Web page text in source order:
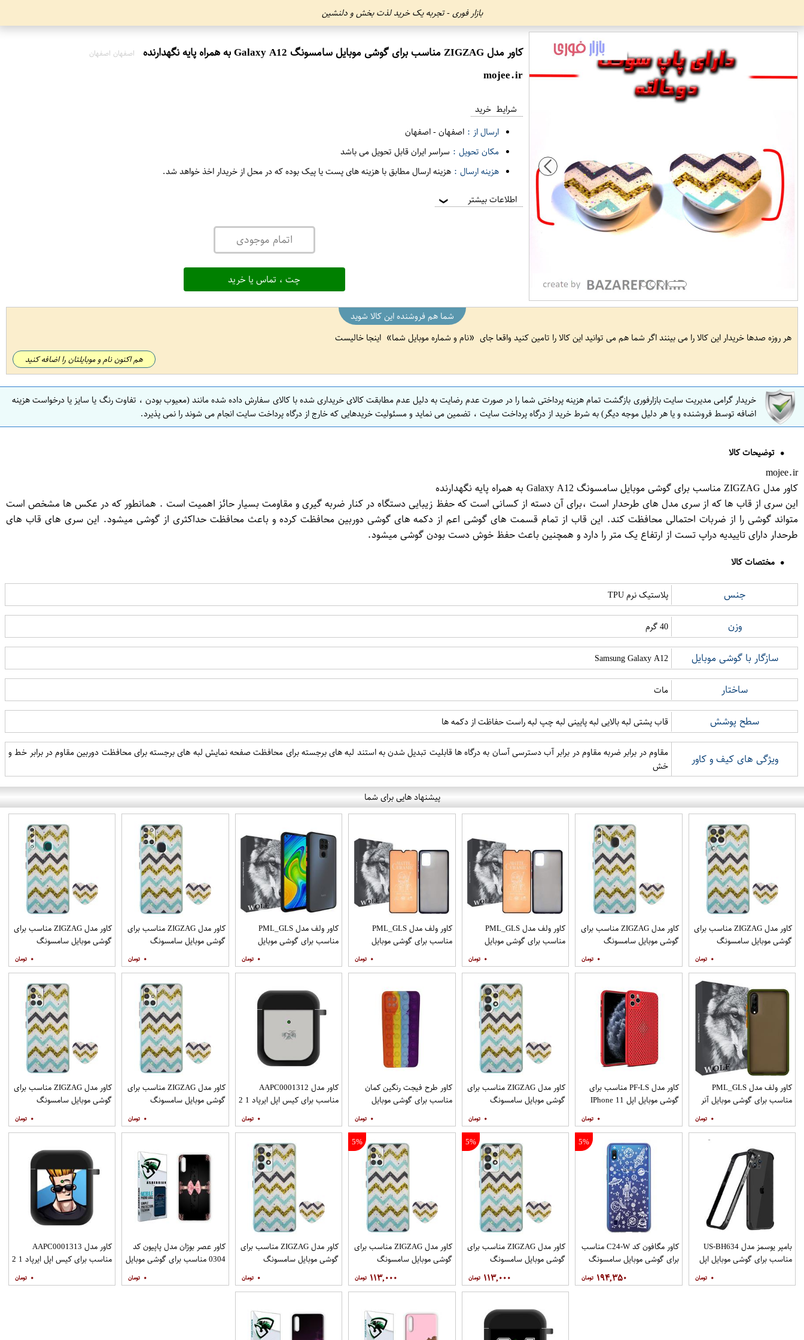
بازار فوری - تجربه یک خرید لذت بخش و دلنشین
کاور مدل ZIGZAG مناسب برای گوشی موبایل سامسونگ Galaxy A12 به همراه پایه نگهدارنده اصفهان اصفهان
mojee.ir
شرایط خرید
ارسال از : اصفهان-اصفهان
مکان تحویل : سراسر ایران قابل تحویل می باشد
هزینه ارسال : هزینه ارسال مطابق با هزینه های پست یا پیک بوده که در محل از خریدار اخذ خواهد شد.
اطلاعات بیشتر ❯
اتمام موجودی
چت ، تماس یا خرید
شما هم فروشنده این کالا شوید
هر روزه صدها خریدار این کالا را می بینند اگر شما هم می توانید این کالا را تامین کنید واقعا جای
نام و شماره موبایل شما اینجا خالیست
هم اکنون نام و موبایلتان را اضافه کنید
خریدار گرامی مدیریت سایت بازارفوری بازگشت تمام هزینه پرداختی شما را در صورت عدم رضایت به دلیل عدم مطابقت کالای خریداری شده با کالای سفارش داده شده مانند (معیوب بودن ، تفاوت رنگ یا سایز یا درخواست هزینه
اضافه توسط فروشنده و یا هر دلیل موجه دیگر) به شرط خرید از درگاه پرداخت سایت ، تضمین می نماید و مسئولیت خریدهایی که خارج از درگاه پرداخت سایت انجام می شوند را نمی پذیرد.
توضیحات کالا
mojee.ir
کاور مدل ZIGZAG مناسب برای گوشی موبایل سامسونگ Galaxy A12 به همراه پایه نگهدارنده
این سری از قاب ها که از سری مدل های طرحدار است ،برای آن دسته از کسانی است که حفظ زیبایی دستگاه در کنار ضربه گیری و مقاومت بسیار حائز اهمیت است . همانطور که در عکس ها مشخص است
متواند گوشی را از ضربات احتمالی محافظت کند. این قاب از تمام قسمت های گوشی اعم از دکمه های گوشی دوربین محافظت کرده و باعث محافظت حداکثری از گوشی میشود. این سری های قاب های
طرحدار دارای تاییدیه دراپ تست از ارتفاع یک متر را دارد و همچنین باعث حفظ خوش دست بودن گوشی میشود.
مختصات کالا
جنس پلاستیک نرم TPU
وزن 40 گرم
سازگار با گوشی موبایل Samsung Galaxy A12
ساختار مات
سطح پوشش قاب پشتی لبه بالایی لبه پایینی لبه چپ لبه راست حفاظت از دکمه ها
ویژگی های کیف و کاور
مقاوم در برابر ضربه مقاوم در برابر آب دسترسی آسان به درگاه ها قابلیت تبدیل شدن به استند لبه های برجسته برای محافظت صفحه نمایش لبه های برجسته برای محافظت دوربین مقاوم در برابر خط و
خش
پیشنهاد هایی برای شما
کاور مدل ZIGZAG مناسب برای
گوشی موبایل سامسونگ
نگهدارنده
۰
کاور مدل ZIGZAG مناسب برای
گوشی موبایل سامسونگ
همراه پایه نگهدارنده
۰
کاور ولف مدل PML_GLS
مناسب برای گوشی موبایل
همراه محافظ صفحه نمایش
۰
کاور ولف مدل PML_GLS
مناسب برای گوشی موبایل
همراه محافظ صفحه نمایش
۰
کاور ولف مدل PML_GLS
مناسب برای گوشی موبایل
۰
کاور مدل ZIGZAG مناسب برای
گوشی موبایل سامسونگ
نگهدارنده
۰
کاور مدل ZIGZAG مناسب برای
گوشی موبایل سامسونگ
نگهدارنده
۰
کاور ولف مدل PML_GLS
مناسب برای گوشی موبایل آنر
۰
کاور مدل PF-LS مناسب برای
گوشی موبایل اپل IPhone 11
۰
کاور مدل ZIGZAG مناسب برای
گوشی موبایل سامسونگ
نگهدارنده
۰
کاور طرح فیجت رنگین کمان
مناسب برای گوشی موبایل
۰
کاور مدل AAPC0001312
مناسب برای کیس اپل ایرپاد 1 2
۰
کاور مدل ZIGZAG مناسب برای
گوشی موبایل سامسونگ
نگهدارنده
۰
کاور مدل ZIGZAG مناسب برای
گوشی موبایل سامسونگ
نگهدارنده
۰
بامپر یوسمز مدل US-BH634
مناسب برای گوشی موبایل اپل
۰
5%
کاور مگافون کد C24-W مناسب
برای گوشی موبایل سامسونگ
۱۹۴,۳۵۰
5%
کاور مدل ZIGZAG مناسب برای
گوشی موبایل سامسونگ
Galaxy A72 به همراه پایه
نگهدارنده
۱۱۳,۰۰۰
5%
کاور مدل ZIGZAG مناسب برای
گوشی موبایل سامسونگ
Galaxy A71 به همراه پایه
نگهدارنده
۱۱۳,۰۰۰
کاور مدل ZIGZAG مناسب برای
گوشی موبایل سامسونگ
پایه نگهدارنده
۰
کاور عصر بوژان مدل پاپیون کد
0304 مناسب برای گوشی موبایل
۰
کاور مدل AAPC0001313
مناسب برای کیس اپل ایرپاد 1 2
۰